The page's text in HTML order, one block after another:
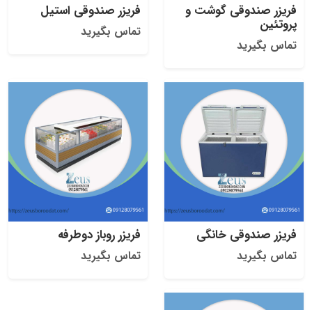
فریزر صندوقی گوشت و
پروتئین
تماس بگیرید
فریزر صندوقی استیل
تماس بگیرید
فریزر صندوقی خانگی
تماس بگیرید
فریزر روباز دوطرفه
تماس بگیرید